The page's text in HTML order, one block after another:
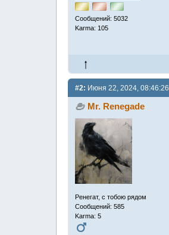
Сообщений: 5032
Karma: 105
#2: Июня 22, 2024, 08:46:26
Mr. Renegade
Ренегат, с тобою рядом
Сообщений: 585
Karma: 5